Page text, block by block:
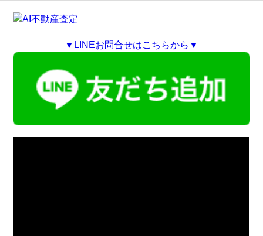
▼LINEお問合せはこちらから▼